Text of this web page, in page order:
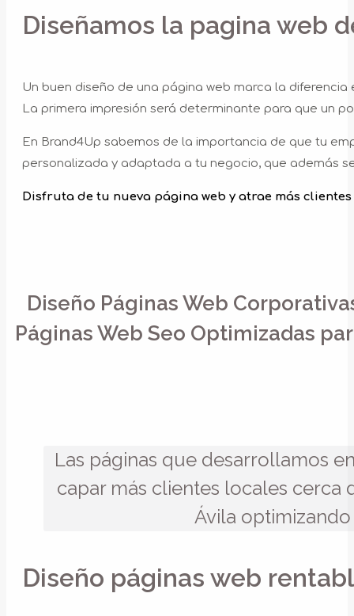
Diseñamos la pagina web
Un buen diseño de una página web marca la
La primera impresión será determinante para que un
En Brand4Up sabemos de la importancia de que tu
personalizada y adaptada a tu negocio, que además
Disfruta de tu nueva página web y atrae más
Diseño Páginas Web
Páginas Web Seo Optimizadas
Las páginas que desarrollamos
capar más clientes locales cerca
Ávila
Diseño páginas web